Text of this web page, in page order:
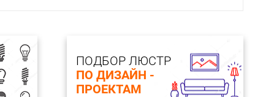
ПОДБОР ЛЮСТР
ПО ДИЗАЙН -
ПРОЕКТАМ